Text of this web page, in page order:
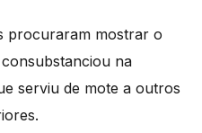
procuraram mostrar o
na
serviu de mote a outros